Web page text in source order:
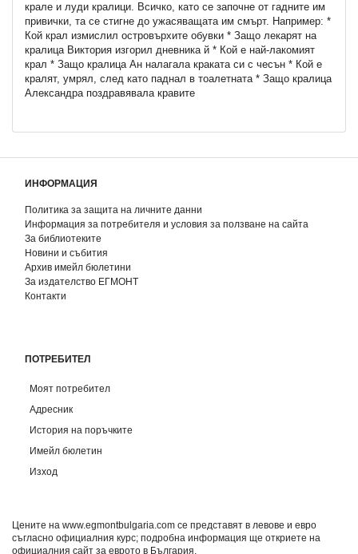
крале и луди кралици. Всичко, като се започне от гадните им
привички, та се стигне до ужасяващата им смърт. Например: *
Кой крал измислил островърхите обувки * Защо лекарят на
кралица Виктория изгорил дневника й * Кой е най-лакомият
крал * Защо кралица Ан налагала краката си с чесън * Кой е
кралят, умрял, след като паднал в тоалетната * Защо кралица
Александра поздравявала кравите
ИНФОРМАЦИЯ
Политика за защита на личните данни
Информация за потребителя и условия за ползване на сайта
За библиотеките
Новини и събития
Архив имейл бюлетини
За издателство ЕГМОНТ
Контакти
ПОТРЕБИТЕЛ
Моят потребител
Адресник
История на поръчките
Имейл бюлетин
Изход
Цените на www.egmontbulgaria.com се представят в левове и евро
съгласно официалния курс; подробна информация ще откриете на
официалния сайт за еврото в България